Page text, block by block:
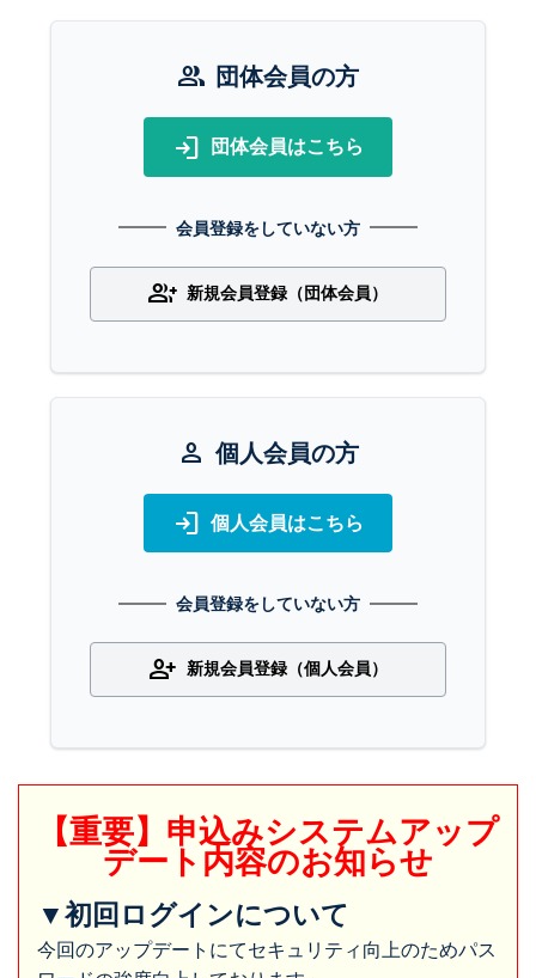
group 団体会員の方
login 団体会員はこちら
会員登録をしていない方
group_add 新規会員登録（団体会員）
person 個人会員の方
login 個人会員はこちら
会員登録をしていない方
person_add 新規会員登録（個人会員）
【重要】申込みシステムアップ
デート内容のお知らせ
▼初回ログインについて
今回のアップデートにてセキュリティ向上のためパス